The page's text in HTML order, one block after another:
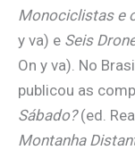
Monociclistas e
y va) e Seis
On y va). No
publicou as
Sábado?(ed.
Montanha